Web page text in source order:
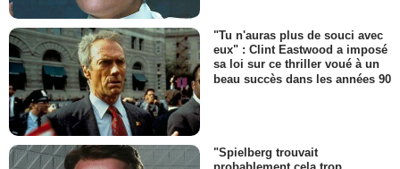
"Tu n'auras plus de souci avec
eux" : Clint Eastwood a imposé
sa loi sur ce thriller voué à un
beau succès dans les années 90
"Spielberg trouvait